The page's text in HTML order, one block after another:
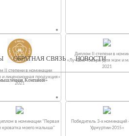
II степени в номинации
и лицензионная продукция»
2021
Диплом II степени в
«Лучшие товары для мам и
2021
в номинации "Первая
кроватка моего малыша"
Победитель 3-х номинаций
Удмуртии-2015»
ОБРАТНАЯ СВЯЗЬ НОВОСТИ
Компания»